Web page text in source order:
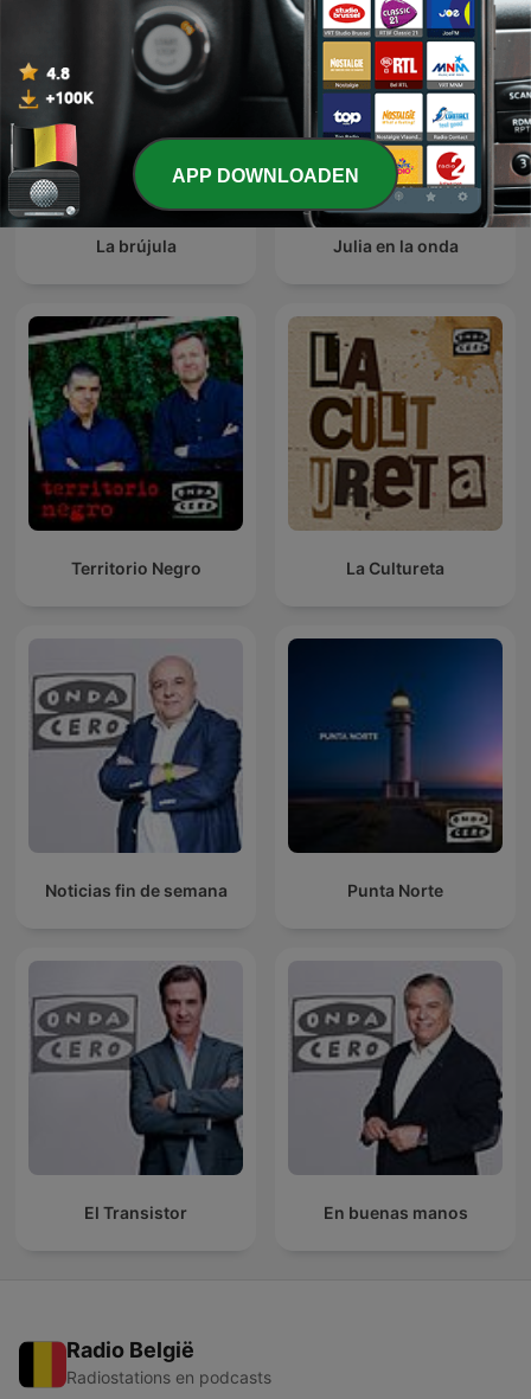
La brújula Julia en la onda
Territorio Negro La Cultureta
Noticias fin de semana Punta Norte
El Transistor En buenas manos
Radio België
Radiostations en podcasts
APP DOWNLOADEN